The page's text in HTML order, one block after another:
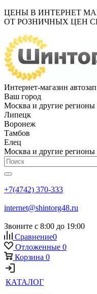
ЦЕНЫ В ИНТЕРНЕТ
ОТ РОЗНИЧНЫХ ЦЕН
Интернет-магазин
Ваш город
Москва и другие регионы
Липецк
Воронеж
Тамбов
Елец
Москва и другие регионы
+7(4742) 370-333
internet@shintorg48.ru
Звоните с 8:00 до 19:00
Сравнение0
Отложенные 0
Корзина 0
КАТАЛОГ